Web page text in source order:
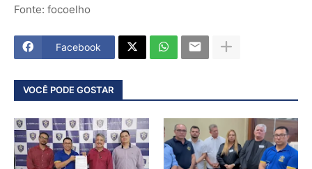
Fonte: focoelho
Facebook
VOCÊ PODE GOSTAR